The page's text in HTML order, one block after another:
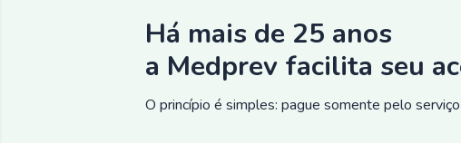
Há mais de 25 anos
a Medprev facilita seu
O princípio é simples: pague somente pelo